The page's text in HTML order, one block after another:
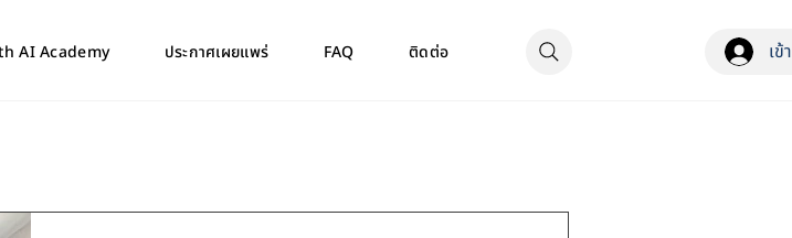
AI Academy ประกาศเผยแพร่ FAQ ติดต่อ เข้